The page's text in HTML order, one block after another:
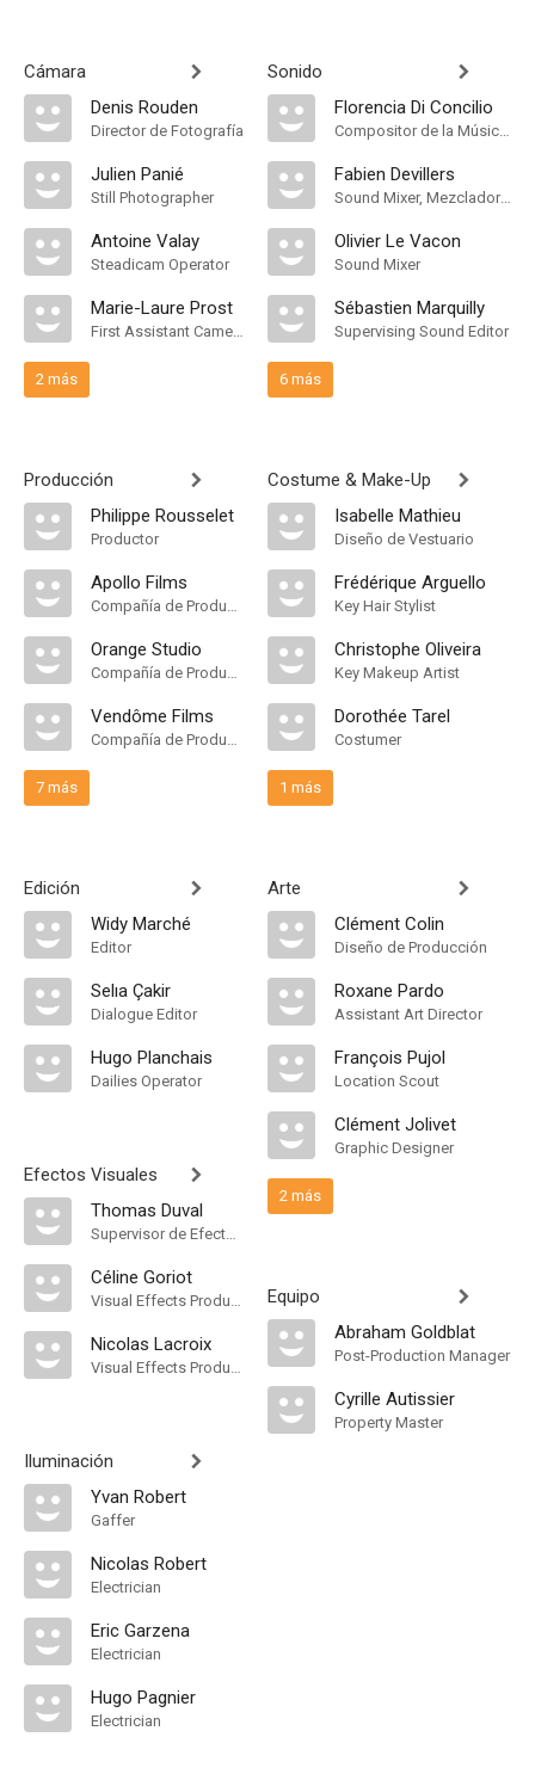
Cámara
Denis Rouden
Director de Fotografía
Julien Panié
Still Photographer
Antoine Valay
Steadicam Operator
Marie-Laure Prost
First Assistant Camera
2 más
Producción
Philippe Rousselet
Productor
Apollo Films
Compañía de Produccion
Orange Studio
Compañía de Produccion
Vendôme Films
Compañía de Produccion
7 más
Edición
Widy Marché
Editor
Selıa Çakir
Dialogue Editor
Hugo Planchais
Dailies Operator
Efectos Visuales
Thomas Duval
Supervisor de Efectos Visuales
Céline Goriot
Visual Effects Producer
Nicolas Lacroix
Visual Effects Producer
Iluminación
Yvan Robert
Gaffer
Nicolas Robert
Electrician
Eric Garzena
Electrician
Hugo Pagnier
Electrician
Sonido
Florencia Di Concilio
Compositor de la Música Original
Fabien Devillers
Sound Mixer, Mezclador de Re-Grabación de Sonido
Olivier Le Vacon
Sound Mixer
Sébastien Marquilly
Supervising Sound Editor
6 más
Costume & Make-Up
Isabelle Mathieu
Diseño de Vestuario
Frédérique Arguello
Key Hair Stylist
Christophe Oliveira
Key Makeup Artist
Dorothée Tarel
Costumer
1 más
Arte
Clément Colin
Diseño de Producción
Roxane Pardo
Assistant Art Director
François Pujol
Location Scout
Clément Jolivet
Graphic Designer
2 más
Equipo
Abraham Goldblat
Post-Production Manager
Cyrille Autissier
Property Master